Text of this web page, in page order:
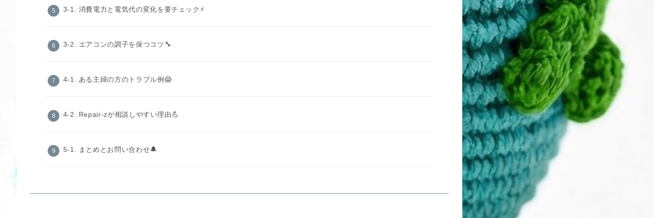
3-1. 消費電力と電気代の変化を要チェック⚡
3-2. エアコンの調子を保つコツ🔧
4-1. ある主婦の方のトラブル例😱
4-2. Repair-zが相談しやすい理由💪
5-1. まとめとお問い合わせ🔔